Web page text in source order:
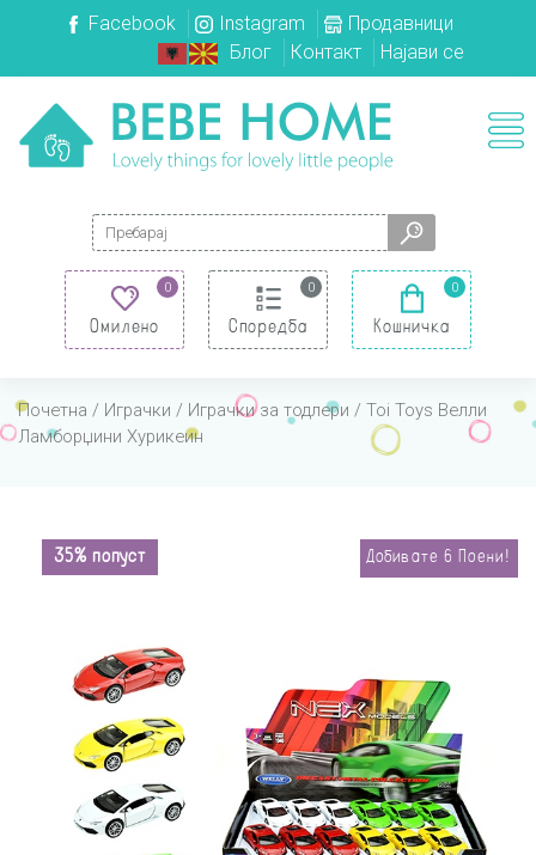
Facebook Instagram
Продавници
Блог
Контакт Најави се
Search for:
0
Омилено
0
Споредба
0
Кошничка
Почетна / Играчки / Играчки за тодлери / Toi Toys Велли
Ламборџини Хурикеин
35% попуст Добивате6 Поени!